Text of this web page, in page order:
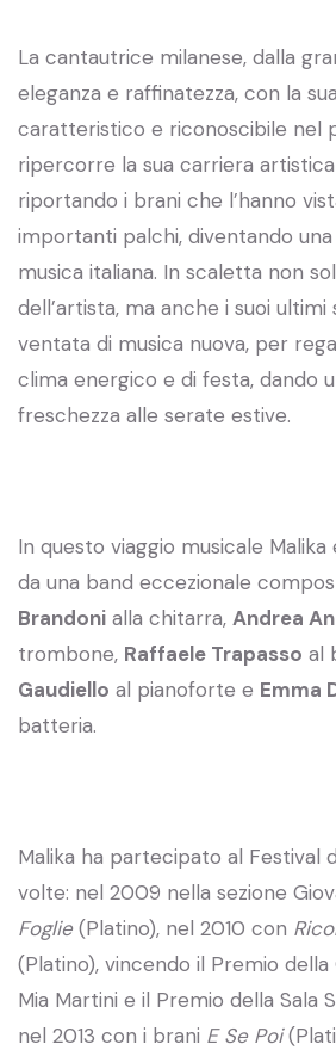
La cantautrice milanese, dalla
eleganza e raffinatezza, con la
caratteristico e riconoscibile nel
ripercorre la sua carriera
riportando i brani che l’hanno
importanti palchi, diventando
musica italiana. In scaletta non
dell’artista, ma anche i suoi ultimi
ventata di musica nuova, per
clima energico e di festa, dando
freschezza alle serate estive.
In questo viaggio musicale
da una band eccezionale
Brandoni alla chitarra, Andrea
trombone, Raffaele Trapasso al
Gaudiello al pianoforte e Emma
batteria.
Malika ha partecipato al Festival
volte: nel 2009 nella sezione
Foglie(Platino), nel 2010 con
(Platino), vincendo il Premio
Mia Martini e il Premio della Sala
nel 2013 con i brani E Se Poi